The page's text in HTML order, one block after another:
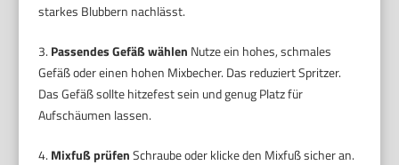
starkes Blubbern nachlässt.
3. Passendes Gefäß wählen Nutze ein hohes, schmales
Gefäß oder einen hohen Mixbecher. Das reduziert Spritzer.
Das Gefäß sollte hitzefest sein und genug Platz für
Aufschäumen lassen.
4. Mixfuß prüfenSchraube oder klicke den Mixfuß sicher an.